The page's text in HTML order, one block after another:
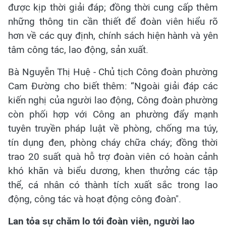
được kịp thời giải đáp; đồng thời cung cấp thêm
những thông tin cần thiết để đoàn viên hiểu rõ
hơn về các quy định, chính sách hiện hành và yên
tâm công tác, lao động, sản xuất.
Bà Nguyễn Thị Huệ - Chủ tịch Công đoàn phường
Cam Đường cho biết thêm: “Ngoài giải đáp các
kiến nghị của người lao động, Công đoàn phường
còn phối hợp với Công an phường đẩy mạnh
tuyên truyền pháp luật về phòng, chống ma túy,
tín dụng đen, phòng cháy chữa cháy; đồng thời
trao 20 suất quà hỗ trợ đoàn viên có hoàn cảnh
khó khăn và biểu dương, khen thưởng các tập
thể, cá nhân có thành tích xuất sắc trong lao
động, công tác và hoạt động công đoàn".
Lan tỏa sự chăm lo tới đoàn viên, người lao